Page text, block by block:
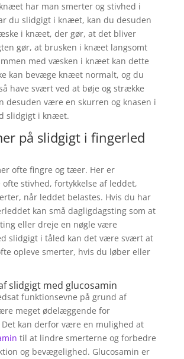
har man smerter og stivhed i
du slidgigt i knæet, kan du desuden
i knæet, der gør, at det bliver
gør, at brusken i knæet langsomt
med væsken i knæet kan dette
kan bevæge knæet normalt, og du
have svært ved at bøje og strække
desuden være en skurren og knasen i
slidgigt i knæet.
på slidgigt i fingerled
ofte fingre og tæer. Her er
stivhed, fortykkelse af leddet,
når leddet belastes. Hvis du har
kan små dagligdagsting som at
eller dreje en nøgle være
slidgigt i tåled kan det være svært at
opleve smerter, hvis du løber eller
slidgigt med glucosamin
funktionsevne på grund af
meget ødelæggende for
kan derfor være en mulighed at
til at lindre smerterne og forbedre
og bevægelighed. Glucosamin er